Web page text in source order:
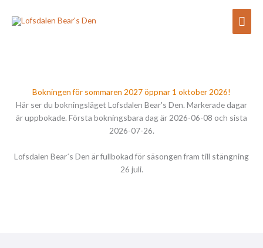
Bokningen för sommaren 2027 öppnar 1 oktober 2026!
Här ser du bokningsläget Lofsdalen Bear's Den. Markerade dagar
är uppbokade. Första bokningsbara dag är 2026-06-08 och sista
2026-07-26.
Lofsdalen Bear´s Den är fullbokad för säsongen fram till stängning
26 juli.